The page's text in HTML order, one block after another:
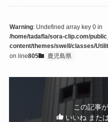
Warning: Undefined array key 0 in
/home/tadafla/sora-clip.com/
content/themes/swell/classes/
on line805 鹿児島県
この記事
いいね また